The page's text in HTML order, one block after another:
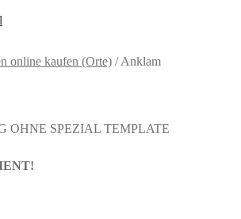
online kaufen (Orte) /Anklam
OHNE SPEZIAL TEMPLATE